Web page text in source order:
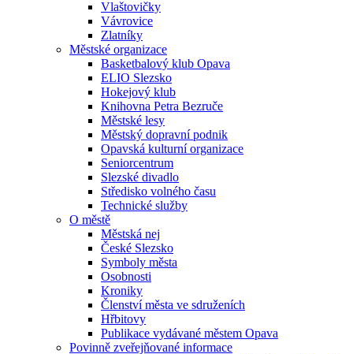
Vlaštovičky
Vávrovice
Zlatníky
Městské organizace
Basketbalový klub Opava
ELIO Slezsko
Hokejový klub
Knihovna Petra Bezruče
Městské lesy
Městský dopravní podnik
Opavská kulturní organizace
Seniorcentrum
Slezské divadlo
Středisko volného času
Technické služby
O městě
Městská nej
České Slezsko
Symboly města
Osobnosti
Kroniky
Členství města ve sdruženích
Hřbitovy
Publikace vydávané městem Opava
Povinně zveřejňované informace